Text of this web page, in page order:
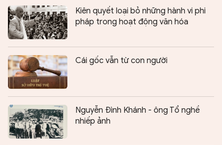
Kiên quyết loại bỏ những hành vi phi
pháp trong hoạt động văn hóa
Cái gốc vẫn từ con người
Nguyễn Đình Khánh - ông Tổ nghề
nhiếp ảnh